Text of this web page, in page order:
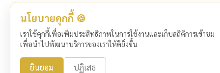
นโยบายคุกกี้ 🍪
เราใช้คุกกี้เพื่อเพิ่มประสิทธิภาพในการใช้งานและเก็บสถิติการเข้าชม
เพื่อนำไปพัฒนาบริการของเราให้ดียิ่งขึ้น
ยินยอม ปฏิเสธ